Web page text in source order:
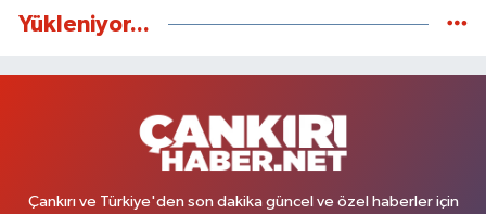
Yükleniyor...
Çankırı ve Türkiye'den son dakika güncel ve özel haberler için